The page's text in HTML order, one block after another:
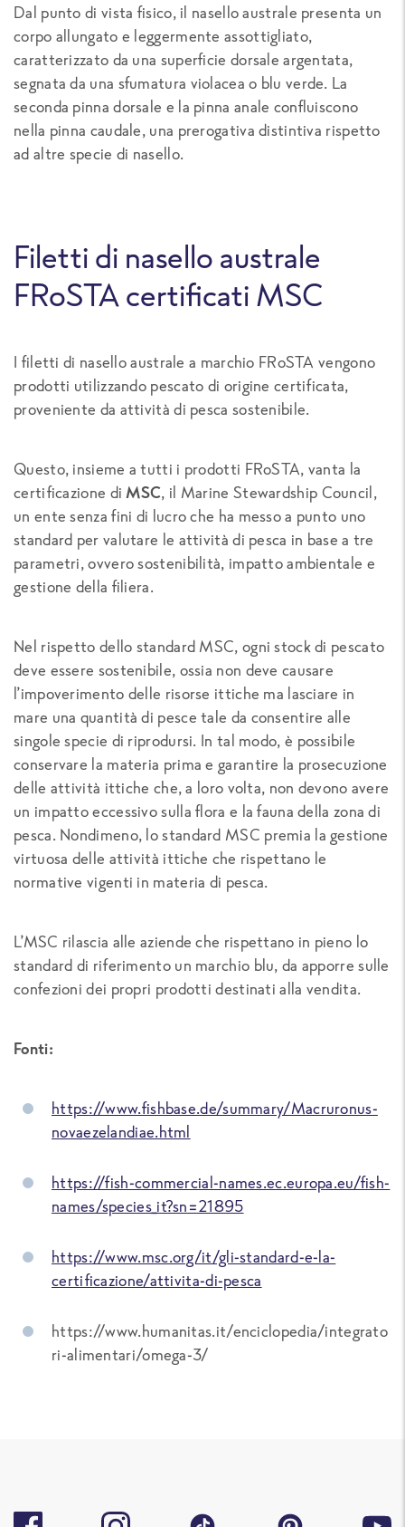
Dal punto di vista fisico, il nasello australe presenta un
corpo allungato e leggermente assottigliato,
caratterizzato da una superficie dorsale argentata,
segnata da una sfumatura violacea o blu verde. La
seconda pinna dorsale e la pinna anale confluiscono
nella pinna caudale, una prerogativa distintiva rispetto
ad altre specie di nasello.
Filetti di nasello australe
FRoSTA certificati MSC
I filetti di nasello australe a marchio FRoSTA vengono
prodotti utilizzando pescato di origine certificata,
proveniente da attività di pesca sostenibile.
Questo, insieme a tutti i prodotti FRoSTA, vanta la
certificazione diMSC, il Marine Stewardship Council,
un ente senza fini di lucro che ha messo a punto uno
standard per valutare le attività di pesca in base a tre
parametri, ovvero sostenibilità, impatto ambientale e
gestione della filiera.
Nel rispetto dello standard MSC, ogni stock di pescato
deve essere sostenibile, ossia non deve causare
l’impoverimento delle risorse ittiche ma lasciare in
mare una quantità di pesce tale da consentire alle
singole specie di riprodursi. In tal modo, è possibile
conservare la materia prima e garantire la prosecuzione
delle attività ittiche che, a loro volta, non devono avere
un impatto eccessivo sulla flora e la fauna della zona di
pesca. Nondimeno, lo standard MSC premia la gestione
virtuosa delle attività ittiche che rispettano le
normative vigenti in materia di pesca.
L’MSC rilascia alle aziende che rispettano in pieno lo
standard di riferimento un marchio blu, da apporre sulle
confezioni dei propri prodotti destinati alla vendita.
Fonti:
https://www.fishbase.de/summary/Macruronus-
novaezelandiae.html
https://fish-commercial-names.ec.europa.eu/fish-
names/species_it?sn=21895
https://www.msc.org/it/gli-standard-e-la-
certificazione/attivita-di-pesca
https://www.humanitas.it/enciclopedia/integrato
ri-alimentari/omega-3/